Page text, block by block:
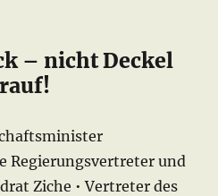
– nicht Deckel
Regierungsvertreter und
Ziche • Vertreter des